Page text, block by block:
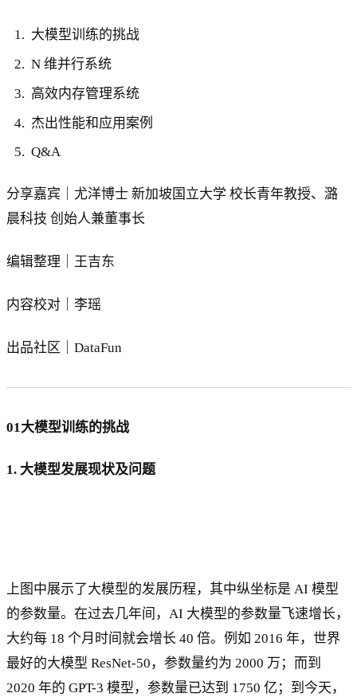
大模型训练的挑战
N 维并行系统
高效内存管理系统
杰出性能和应用案例
Q&A
分享嘉宾｜尤洋博士 新加坡国立大学 校长青年教授、潞
晨科技 创始人兼董事长
编辑整理｜王吉东
内容校对｜李瑶
出品社区｜DataFun
01大模型训练的挑战
1. 大模型发展现状及问题
上图中展示了大模型的发展历程，其中纵坐标是 AI 模型
的参数量。在过去几年间，AI 大模型的参数量飞速增长，
大约每 18 个月时间就会增长 40 倍。例如 2016 年，世界
最好的大模型 ResNet-50，参数量约为 2000 万；而到
2020 年的 GPT-3 模型，参数量已达到 1750 亿；到今天，